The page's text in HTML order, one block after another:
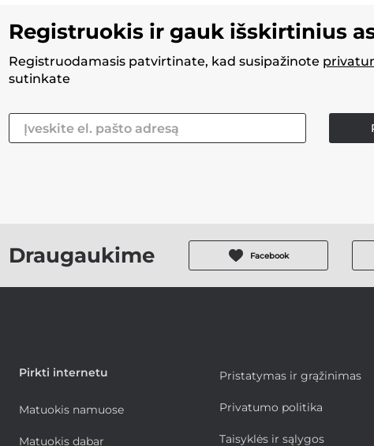
Registruokis ir gauk išskirtinius
Registruodamasis patvirtinate, kad susipažinote
sutinkate
Draugaukime Facebook
Pirkti internetu
Matuokis namuose
Matuokis dabar
Pristatymas ir grąžinimas
Privatumo politika
Taisyklės ir sąlygos